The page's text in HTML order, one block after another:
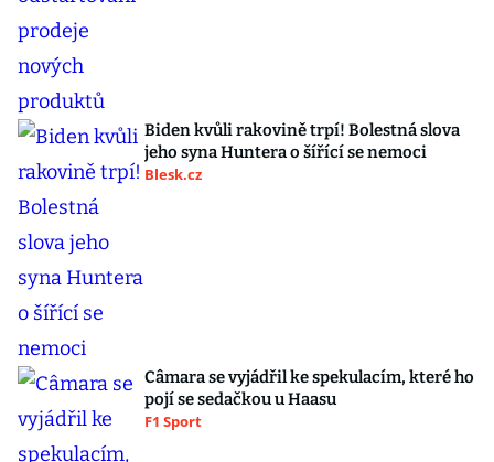
Biden kvůli rakovině trpí! Bolestná slova
jeho syna Huntera o šířící se nemoci
Blesk.cz
Câmara se vyjádřil ke spekulacím, které ho
pojí se sedačkou u Haasu
F1 Sport